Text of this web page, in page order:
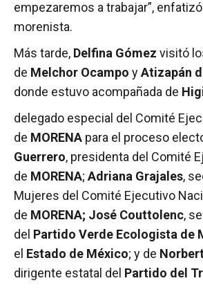
empezaremos a trabajar”,
morenista.
Más tarde, Delfina Gómez visitó
de Melchor Ocampo yAtizapán
donde estuvo acompañada de
delegado especial del Comité
de MORENA para el proceso
Guerrero, presidenta del Comité
de MORENA; Adriana Grajales,
Mujeres del Comité Ejecutivo
de MORENA; José Couttolenc,
del Partido Verde Ecologista de
el Estado de México; y de
dirigente estatal del Partido del